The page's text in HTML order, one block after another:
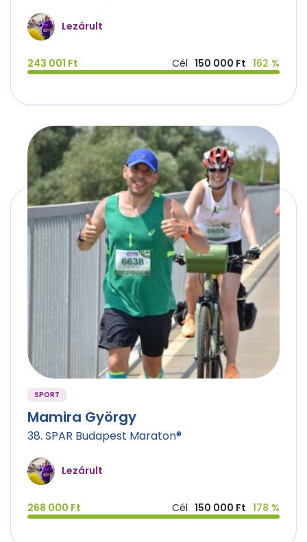
Lezárult
243 001 Ft Cél 150 000 Ft 162 %
SPORT
Mamira György
38. SPAR Budapest Maraton®
Lezárult
268 000 Ft Cél 150 000 Ft 178 %